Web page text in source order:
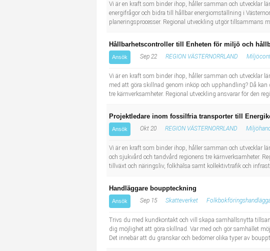
Vi är en kraft som binder ihop, håller samman och utvecklar
energifrågor och bidra till hållbar energiomställning i
planeringsprocesser. Regional utveckling utgör tillsammans
Hållbarhetscontroller till Enheten för miljö och
Ansök Sep 22 REGION VÄSTERNORRLAND
Vi är en kraft som binder ihop, håller samman och utvecklar
med att göra skillnad genom inköp och upphandling? Då
tre kärnverksamheter. Regional utveckling ansvarar för den
Projektledare inom fossilfria transporter till
Ansök Okt 20 REGION VÄSTERNORRLAND
Vi är en kraft som binder ihop, håller samman och utvecklar
och sjukvård och tandvård regionens tre kärnverksamheter.
tillväxt och näringsliv, folkhälsa samt kollektivtrafik och
Handläggare bouppteckning
Ansök Sep 15 Skatteverket
Trivs du med kundkontakt och vill skapa samhällsnytta
dig möjlighet att göra skillnad. Var med och gör samhället
Det innebär att du granskar och bedömer olika typer av